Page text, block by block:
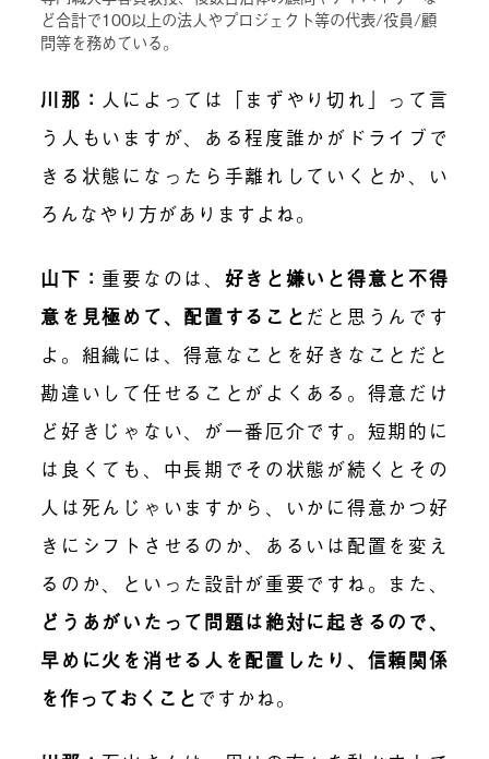
ど合計で100以上の法人やプロジェクト等の代表/役員/顧
問等を務めている。
川那： 人によっては「まずやり切れ」って言
う人もいますが、ある程度誰かがドライブで
きる状態になったら手離れしていくとか、い
ろんなやり方がありますよね。
山下： 重要なのは、 好きと嫌いと得意と不得
意を見極めて、配置すること だと思うんです
よ。組織には、得意なことを好きなことだと
勘違いして任せることがよくある。得意だけ
ど好きじゃない、が一番厄介です。短期的に
は良くても、中長期でその状態が続くとその
人は死んじゃいますから、いかに得意かつ好
きにシフトさせるのか、あるいは配置を変え
るのか、といった設計が重要ですね。また、
どうあがいたって問題は絶対に起きるので、
早めに火を消せる人を配置したり、信頼関係
を作っておくこと ですかね。